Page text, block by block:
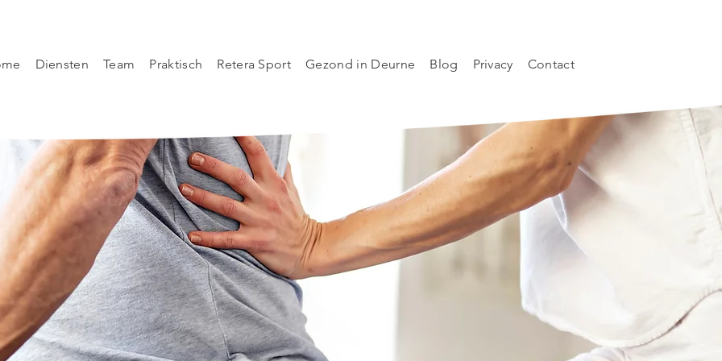
Diensten Team Praktisch Retera Sport Gezond in Deurne Blog Privacy Contact